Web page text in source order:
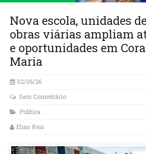
Nova escola, unidades
obras viárias ampliam
e oportunidades em
Maria
02/06/26
Sem Comentário
Política
Elias Reis